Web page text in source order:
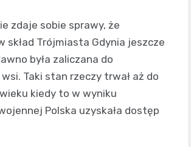
zdaje sobie sprawy, że
skład Trójmiasta Gdynia jeszcze
była zaliczana do
Taki stan rzeczy trwał aż do
kiedy to w wyniku
Polska uzyskała dostęp